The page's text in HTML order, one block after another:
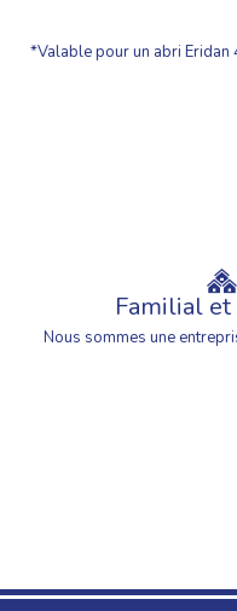
*Valable pour un abri
Familial et
Nous sommes une